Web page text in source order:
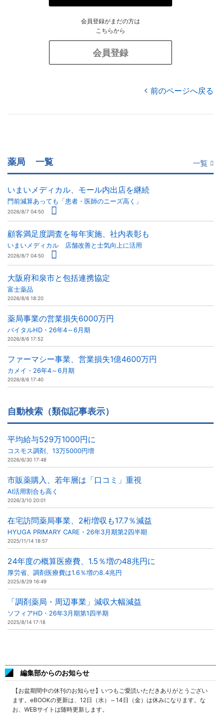
会員登録がまだの方は
こちらから
会員登録
前のページへ戻る
薬局 一覧 一覧
いまいメディカル、モール内出店を継続
門前減算あっても「患者・医師のニーズ高く」
2026/8/7 04:50
顧客満足度調査を毎年実施、社内表彰も
いまいメディカル 店舗改善と士気向上に活用
2026/8/7 04:50
大阪府和泉市と包括連携協定
富士薬品
2026/8/6 18:20
薬局事業の営業損失6000万円
バイタルHD・26年4～6月期
2026/8/6 17:52
ファーマシー事業、営業損失1億4600万円
カメイ・26年4～6月期
2026/8/6 17:40
自動検索（類似記事表示）
平均給与529万1000円に
コスモス調剤、13万5000円増
2026/6/30 17:48
市販薬購入、若年層は「口コミ」重視
AI活用割合も高く
2026/3/10 20:01
在宅訪問薬局事業、2桁増収も17.7％減益
HYUGA PRIMARY CARE・26年3月期第2四半期
2025/11/14 18:57
24年度の概算医療費、1.5％増の48兆円に
厚労省、調剤医療費は1.6％増の8.4兆円
2025/8/29 16:49
「調剤薬局・周辺事業」減収大幅減益
ソフィアHD・26年3月期第1四半期
2025/8/14 17:18
編集部からのお知らせ
【お盆期間中の休刊のお知らせ】いつもご愛読いただきありがとうござい
ます。eBOOKの更新は、12日（水）～14日（金）は休みになります。な
お、WEBサイトは随時更新します。